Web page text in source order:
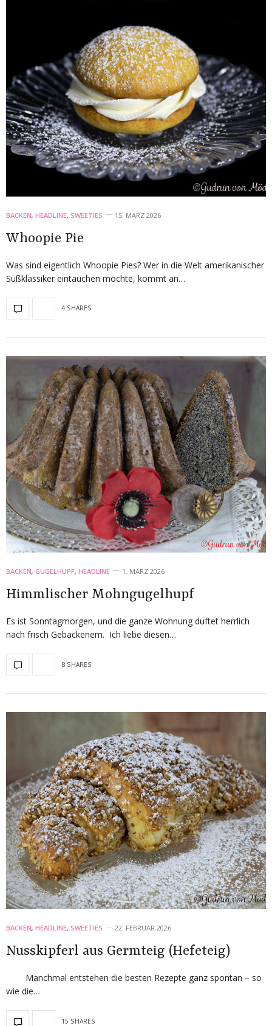
BACKEN, HEADLINE, SWEETIES 15. MÄRZ 2026
Whoopie Pie
Was sind eigentlich Whoopie Pies? Wer in die Welt amerikanischer
Süßklassiker eintauchen möchte, kommt an…
4 SHARES
BACKEN, GUGELHUPF, HEADLINE 1. MÄRZ 2026
Himmlischer Mohngugelhupf
Es ist Sonntagmorgen, und die ganze Wohnung duftet herrlich
nach frisch Gebackenem. Ich liebe diesen…
8 SHARES
BACKEN, HEADLINE, SWEETIES 22. FEBRUAR 2026
Nusskipferl aus Germteig (Hefeteig)
Manchmal entstehen die besten Rezepte ganz spontan – so
wie die…
15 SHARES